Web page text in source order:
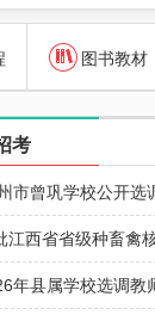
图书教材
考
市曾巩学校公开选
江西省省级种畜禽
年县属学校选调教